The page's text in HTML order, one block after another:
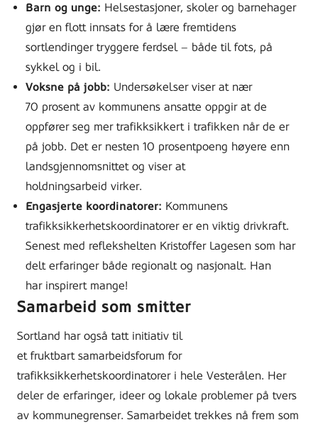
Barn og unge: Helsestasjoner, skoler og barnehager
gjør en flott innsats for å lære fremtidens
sortlendinger tryggere ferdsel – både til fots, på
sykkel og i bil.
Voksne på jobb: Undersøkelser viser at nær
70 prosent av kommunens ansatte oppgir at de
oppfører seg mer trafikksikkert i trafikken når de er
på jobb. Det er nesten 10 prosentpoeng høyere enn
landsgjennomsnittet og viser at
holdningsarbeid virker.
Engasjerte koordinatorer: Kommunens
trafikksikkerhetskoordinatorer er en viktig drivkraft.
Senest med reflekshelten Kristoffer Lagesen som har
delt erfaringer både regionalt og nasjonalt. Han
har inspirert mange!
Samarbeid som smitter
Sortland har også tatt initiativ til
et fruktbart samarbeidsforum for
trafikksikkerhetskoordinatorer i hele Vesterålen. Her
deler de erfaringer, ideer og lokale problemer på tvers
av kommunegrenser. Samarbeidet trekkes nå frem som